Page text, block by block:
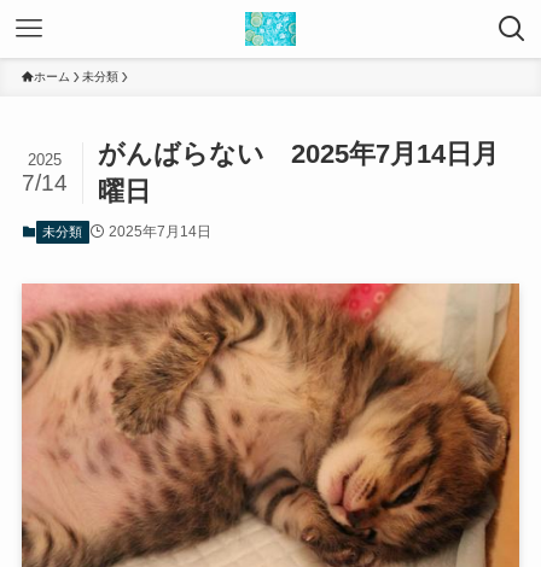
ホーム 未分類
がんばらない 2025年7月14日月
曜日
2025
7/14
未分類 2025年7月14日